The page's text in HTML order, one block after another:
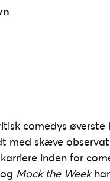
comedys
med skæve
inden for
og Mock the Week